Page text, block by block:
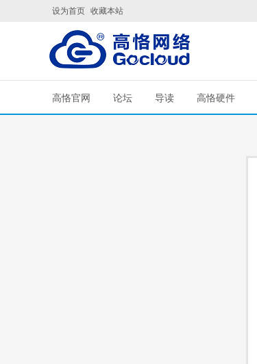
设为首页 收藏本站
高恪官网 论坛 导读 高恪硬件